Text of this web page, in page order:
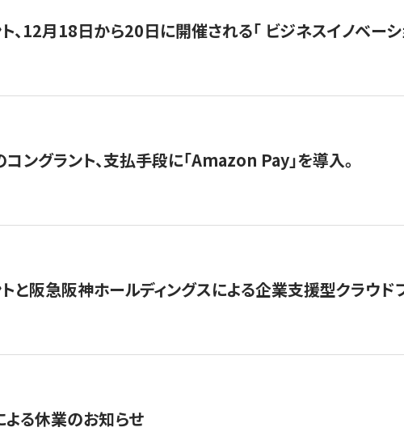
、12月18日から20日に開催される「 ビジネスイノベー
ングラント、支払手段に「Amazon Pay」を導入。
と阪急阪神ホールディングスによる企業支援型クラウド
る休業のお知らせ